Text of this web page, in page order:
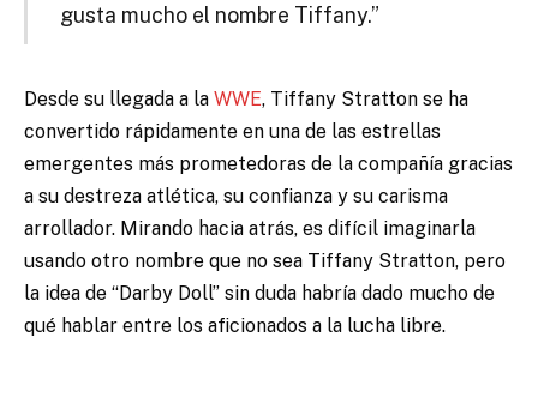
gusta mucho el nombre Tiffany.”
Desde su llegada a la WWE, Tiffany Stratton se ha
convertido rápidamente en una de las estrellas
emergentes más prometedoras de la compañía gracias
a su destreza atlética, su confianza y su carisma
arrollador. Mirando hacia atrás, es difícil imaginarla
usando otro nombre que no sea Tiffany Stratton, pero
la idea de “Darby Doll” sin duda habría dado mucho de
qué hablar entre los aficionados a la lucha libre.